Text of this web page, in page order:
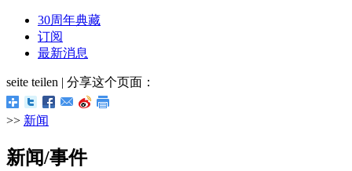
30周年典藏
订阅
最新消息
seite teilen | 分享这个页面：
>> 新闻
新闻/事件